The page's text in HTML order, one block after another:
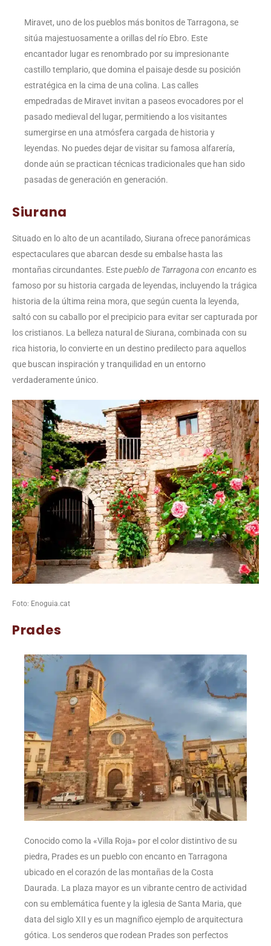
Miravet, uno de los pueblos más bonitos de Tarragona, se
sitúa majestuosamente a orillas del río Ebro. Este
encantador lugar es renombrado por su impresionante
castillo templario, que domina el paisaje desde su posición
estratégica en la cima de una colina. Las calles
empedradas de Miravet invitan a paseos evocadores por el
pasado medieval del lugar, permitiendo a los visitantes
sumergirse en una atmósfera cargada de historia y
leyendas. No puedes dejar de visitar su famosa alfarería,
donde aún se practican técnicas tradicionales que han sido
pasadas de generación en generación.
Siurana
Situado en lo alto de un acantilado, Siurana ofrece panorámicas
espectaculares que abarcan desde su embalse hasta las
montañas circundantes. Estepueblo de Tarragona con encanto es
famoso por su historia cargada de leyendas, incluyendo la trágica
historia de la última reina mora, que según cuenta la leyenda,
saltó con su caballo por el precipicio para evitar ser capturada por
los cristianos. La belleza natural de Siurana, combinada con su
rica historia, lo convierte en un destino predilecto para aquellos
que buscan inspiración y tranquilidad en un entorno
verdaderamente único.
Foto: Enoguia.cat
Prades
Conocido como la «Villa Roja» por el color distintivo de su
piedra, Prades es un pueblo con encanto en Tarragona
ubicado en el corazón de las montañas de la Costa
Daurada. La plaza mayor es un vibrante centro de actividad
con su emblemática fuente y la iglesia de Santa Maria, que
data del siglo XII y es un magnífico ejemplo de arquitectura
gótica. Los senderos que rodean Prades son perfectos